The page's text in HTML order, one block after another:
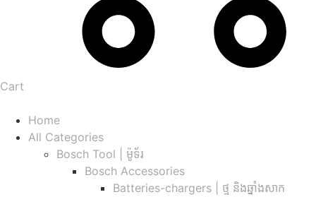
Cart
Home
All Categories
Bosch Tool | ម៉ូទ័រ
Bosch Accessories
Batteries-chargers | ថ្ម និងឆ្នាំងសាក